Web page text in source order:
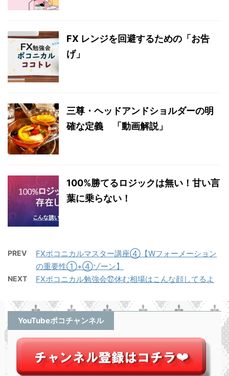
FX レンジを回避するための「お告
げ」
三尊・ヘッドアンドショルダーの明
確な定義 「動画解説」
100%勝てるロジックは無い！甘い言
葉に乗らない！
PREV
FXポコニカルマスター講座④【Wフォーメーション
の重要性①+④ゾーン】
NEXT FXポコニカル勉強会㉗休む相場はこんな顔してるよ
YouTubeポコチャンネル